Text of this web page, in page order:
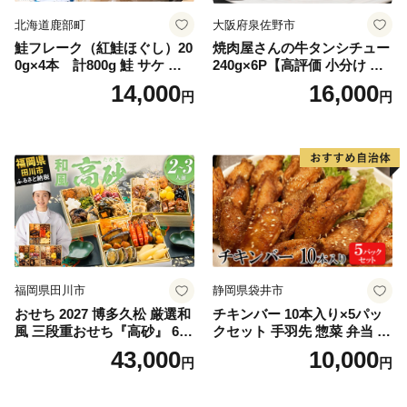
北海道鹿部町
鮭フレーク（紅鮭ほぐし）20
0g×4本 計800g 鮭 サケ 鮭
ほぐし サケフレーク シャケ
フレーク 鮭フレーク14,000円
大阪府泉佐野市
焼肉屋さんの牛タンシチュー
240g×6P【高評価 小分け 惣
菜 牛たん 一人暮らし 冷凍】
16,000円
福岡県田川市
おせち 2027 博多久松 厳選和
風 三段重おせち『高砂』 6.5
寸 3段重 2～3人前 おせち料
理 重箱 お正月 冷凍おせち 縁
43,000円
静岡県袋井市
チキンバー 10本入り×5パッ
クセット 手羽先 惣菜 弁当 お
かず お酒 おつまみ ギフト キ
ャンプ アウトドア キャンプ
10,000円